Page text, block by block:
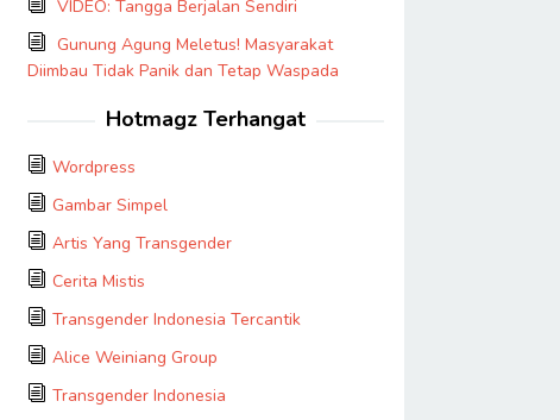
VIDEO: Tangga Berjalan Sendiri
Gunung Agung Meletus! Masyarakat
Diimbau Tidak Panik dan Tetap Waspada
Hotmagz Terhangat
Wordpress
Gambar Simpel
Artis Yang Transgender
Cerita Mistis
Transgender Indonesia Tercantik
Alice Weiniang Group
Transgender Indonesia